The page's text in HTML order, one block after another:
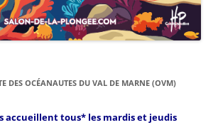
DES OCÉANAUTES DU VAL DE MARNE (OVM)
accueillent tous* les mardis et jeudis